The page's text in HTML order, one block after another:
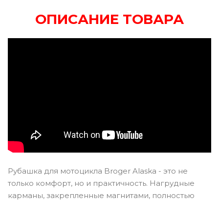
ОПИСАНИЕ ТОВАРА
Рубашка для мотоцикла Broger Alaska - это не
только комфорт, но и практичность. Нагрудные
карманы, закрепленные магнитами, полностью